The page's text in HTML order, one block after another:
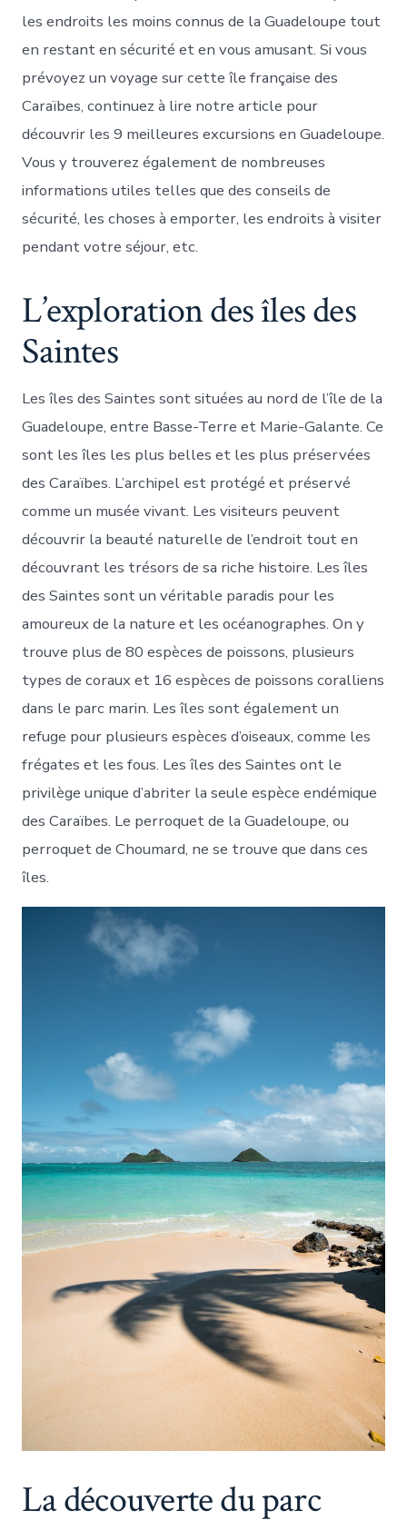
les endroits les moins connus de la Guadeloupe tout
en restant en sécurité et en vous amusant. Si vous
prévoyez un voyage sur cette île française des
Caraïbes, continuez à lire notre article pour
découvrir les 9 meilleures excursions en Guadeloupe.
Vous y trouverez également de nombreuses
informations utiles telles que des conseils de
sécurité, les choses à emporter, les endroits à visiter
pendant votre séjour, etc.
L’exploration des îles des
Saintes
Les îles des Saintes sont situées au nord de l’île de la
Guadeloupe, entre Basse-Terre et Marie-Galante. Ce
sont les îles les plus belles et les plus préservées
des Caraïbes. L’archipel est protégé et préservé
comme un musée vivant. Les visiteurs peuvent
découvrir la beauté naturelle de l’endroit tout en
découvrant les trésors de sa riche histoire. Les îles
des Saintes sont un véritable paradis pour les
amoureux de la nature et les océanographes. On y
trouve plus de 80 espèces de poissons, plusieurs
types de coraux et 16 espèces de poissons coralliens
dans le parc marin. Les îles sont également un
refuge pour plusieurs espèces d’oiseaux, comme les
frégates et les fous. Les îles des Saintes ont le
privilège unique d’abriter la seule espèce endémique
des Caraïbes. Le perroquet de la Guadeloupe, ou
perroquet de Choumard, ne se trouve que dans ces
îles.
La découverte du parc